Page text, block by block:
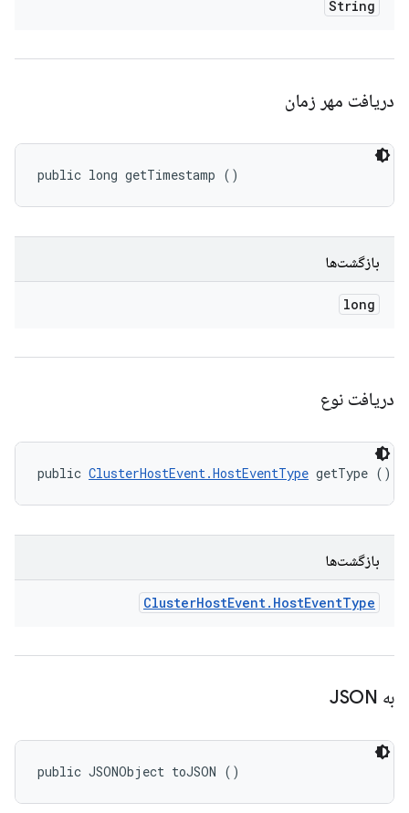
String
دریافت مهر زمان
public long getTimestamp ()
بازگشت‌ها
long
دریافت نوع
public ClusterHostEvent.HostEventType getType ()
بازگشت‌ها
ClusterHostEvent. HostEventType
به JSON
public JSONObject toJSON ()